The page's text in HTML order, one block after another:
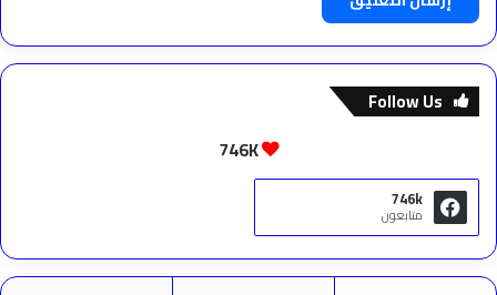
Follow Us
746K
746k
متابعون